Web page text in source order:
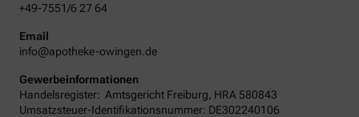
+49-7551/6 27 64
Email
info@apotheke-owingen.de
Gewerbeinformationen
Handelsregister: Amtsgericht Freiburg HRA 580843
Umsatzsteuer-Identifikationsnummer: DE302240106